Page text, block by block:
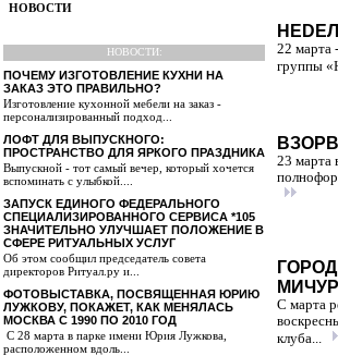
НОВОСТИ
НОВОСТИ:
ПОЧЕМУ ИЗГОТОВЛЕНИЕ КУХНИ НА
ЗАКАЗ ЭТО ПРАВИЛЬНО?
Изготовление кухонной мебели на заказ -
персонализированный подход...
ЛОФТ ДЛЯ ВЫПУСКНОГО:
ПРОСТРАНСТВО ДЛЯ ЯРКОГО ПРАЗДНИКА
Выпускной - тот самый вечер, который хочется
вспоминать с улыбкой....
ЗАПУСК ЕДИНОГО ФЕДЕРАЛЬНОГО
СПЕЦИАЛИЗИРОВАННОГО СЕРВИСА *105
ЗНАЧИТЕЛЬНО УЛУЧШАЕТ ПОЛОЖЕНИЕ В
СФЕРЕ РИТУАЛЬНЫХ УСЛУГ
Об этом сообщил председатель совета
директоров Ритуал.ру и...
ФОТОВЫСТАВКА, ПОСВЯЩЕННАЯ ЮРИЮ
ЛУЖКОВУ, ПОКАЖЕТ, КАК МЕНЯЛАСЬ
МОСКВА С 1990 ПО 2010 ГОД
С 28 марта в парке имени Юрия Лужкова,
расположенном вдоль...
22 марта
группы
23 марта
С марта
клуба...